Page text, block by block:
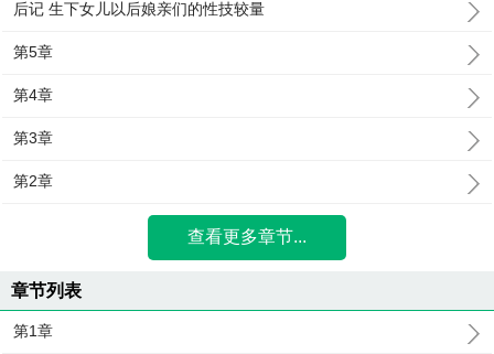
后记 生下女儿以后娘亲们的性技较量
第5章
第4章
第3章
第2章
查看更多章节...
章节列表
第1章